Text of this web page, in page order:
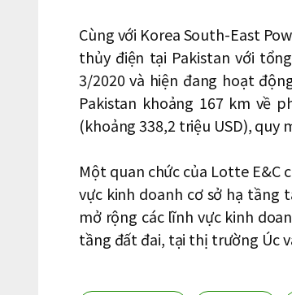
Cùng với Korea South-East
thủy điện tại Pakistan với
3/2020 và hiện đang hoạt
Pakistan khoảng 167 km về
(khoảng 338,2 triệu USD), quy
Một quan chức của Lotte
vực kinh doanh cơ sở hạ tầng
mở rộng các lĩnh vực kinh
tầng đất đai, tại thị trường Úc